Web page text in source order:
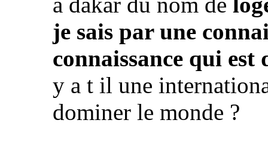
je sais par une
connaissance qui est
y a t il une
dominer le monde ?